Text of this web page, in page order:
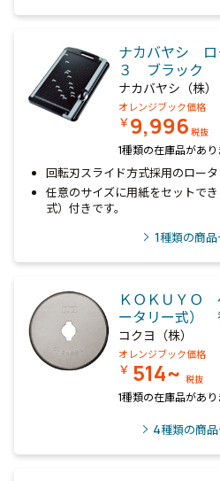
ナカバヤシ ロ
３ ブラック
ナカバヤシ（株）
オレンジブック価格
￥9,996 税抜
1種類の在庫品があ
回転刃スライド方式採用のロータ
任意のサイズに用紙をセットで
式）付きです。
1種類の商
ＫＯＫＵＹＯ
ータリー式）
コクヨ（株）
オレンジブック価格
￥ 514~ 税抜
1種類の在庫品があ
4種類の商